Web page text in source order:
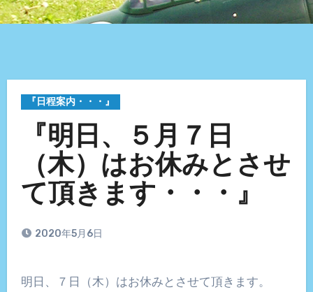
『日程案内・・・』
『明日、５月７日
（木）はお休みとさせ
て頂きます・・・』
2020年5月6日
明日、７日（木）はお休みとさせて頂きます。